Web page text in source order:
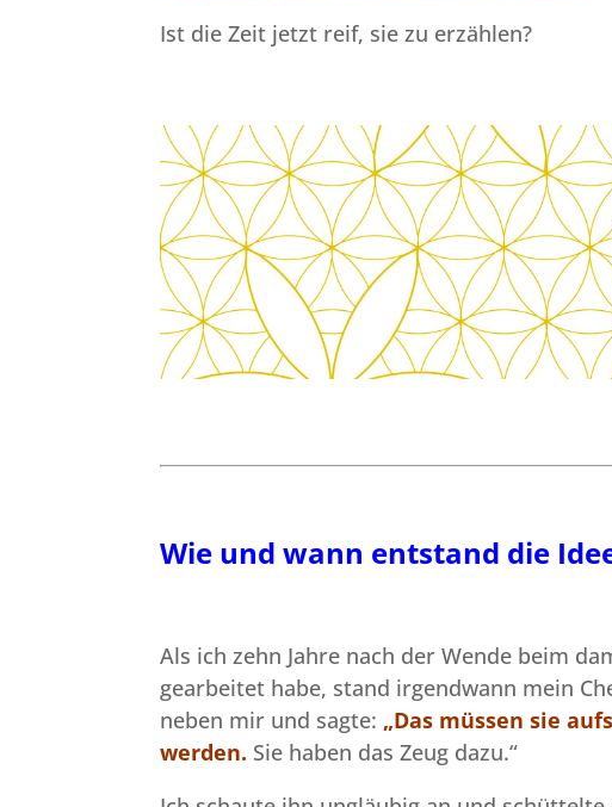
Ist die Zeit jetzt reif, sie zu erzählen?
Wie und wann entstand die
Als ich zehn Jahre nach der Wende beim
gearbeitet habe, stand irgendwann mein
neben mir und sagte: „Das müssen sie
werden. Sie haben das Zeug dazu.“